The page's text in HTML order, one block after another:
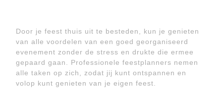
Door je feest thuis uit te besteden, kun je genieten
van alle voordelen van een goed georganiseerd
evenement zonder de stress en drukte die ermee
gepaard gaan. Professionele feestplanners nemen
alle taken op zich, zodat jij kunt ontspannen en
volop kunt genieten van je eigen feest.